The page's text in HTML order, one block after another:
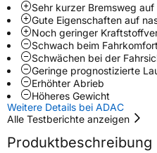
FelgenschutzFP
EU Label
EffizienzD
NasshaftungA
Rollgeräusch (Klasse)B
Sehr kurzer Bremsweg
Gute Eigenschaften auf
Noch geringer
Schwach beim
Schwächen bei der
Geringe prognostizierte
Erhöhter Abrieb
Höheres Gewicht
Weitere Details bei ADAC
Alle Testberichte anzeigen
Produktbeschreibung